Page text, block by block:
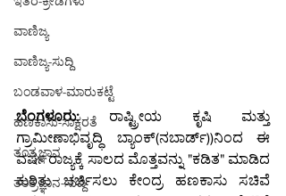
ವಾಣಿಜ್ಯ
ವಾಣಿಜ್ಯ-ಸುದ್ದಿ
ಬಂಡವಾಳ-ಮಾರುಕಟ್ಟೆ
ಹಣಕಾಸು-ಸಾಕ್ಷರತೆ
ತಂತ್ರಜ್ಞಾನ
ತಂತ್ರಜ್ಞಾನ-ಸುದ್ದಿ
ಬೆಂಗಳೂರು: ರಾಷ್ಟ್ರೀಯ ಕೃಷಿ ಮತ್ತು
ಗ್ರಾಮೀಣಾಭಿವೃದ್ಧಿ ಬ್ಯಾಂಕ್‌(ನಬಾರ್ಡ್))ನಿಂದ ಈ
ವರ್ಷ ರಾಜ್ಯಕ್ಕೆ ಸಾಲದ ಮೊತ್ತವನ್ನು "ಕಡಿತ" ಮಾಡಿದ
ಕುರಿತು ಚರ್ಚಿಸಲು ಕೇಂದ್ರ ಹಣಕಾಸು ಸಚಿವೆ